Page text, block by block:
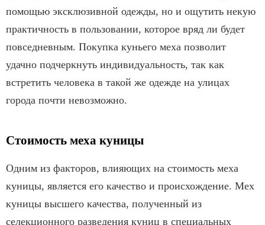
помощью эксклюзивной одежды, но и ощутить некую
практичность в пользовании, которое вряд ли будет
повседневным. Покупка куньего меха позволит
удачно подчеркнуть индивидуальность, так как
встретить человека в такой же одежде на улицах
города почти невозможно.
Стоимость меха куницы
Одним из факторов, влияющих на стоимость меха
куницы, является его качество и происхождение. Мех
куницы высшего качества, полученный из
селекционного разведения куниц в специальных